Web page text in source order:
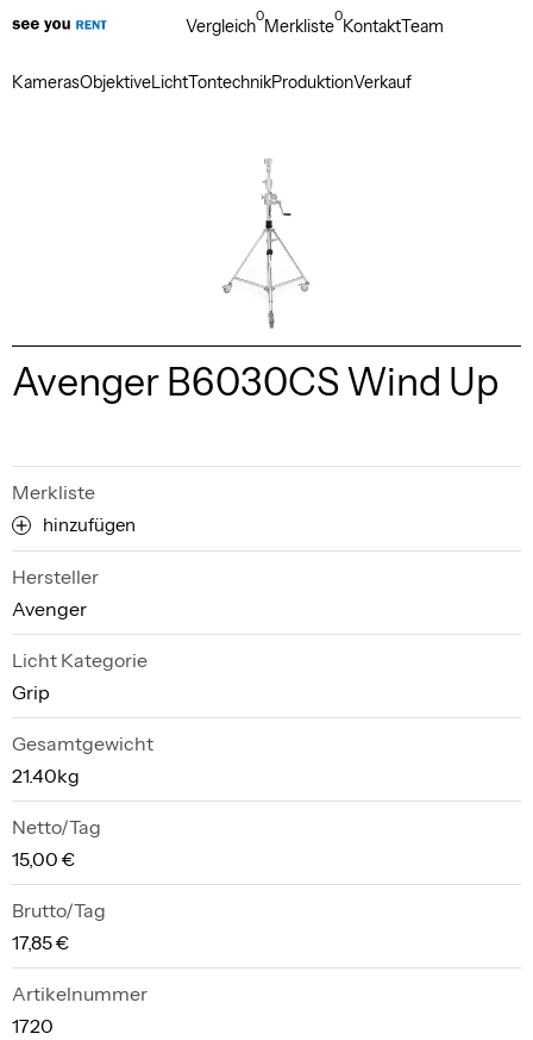
KamerasObjektiveLichtTontechnikProduktionVerkauf
Vergleich0Merkliste0KontaktTeam
Avenger B6030CS Wind Up
Merkliste
hinzufügen
Hersteller
Avenger
Licht Kategorie
Grip
Gesamtgewicht
21.40kg
Netto/Tag
15,00 €
Brutto/Tag
17,85 €
Artikelnummer
1720